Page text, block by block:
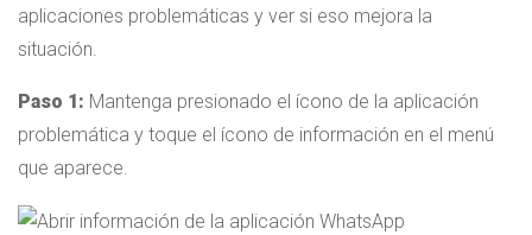
aplicaciones problemáticas y ver si eso mejora la
situación.
Paso 1: Mantenga presionado el ícono de la aplicación
problemática y toque el ícono de información en el menú
que aparece.